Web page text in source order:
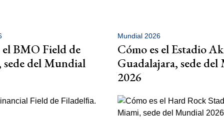
el BMO Field de
del Mundial
Mundial 2026
Cómo es el Estadio
Guadalajara, sede
2026